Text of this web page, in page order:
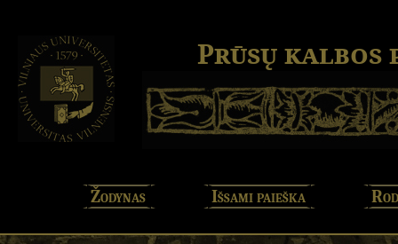
Prūsų kalbos
Žodynas Išsami paieška